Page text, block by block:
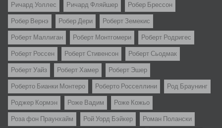
Ричард Уоллес Ричард Фляйшер Робер Брессон
Робер Вернэ Робер Дери Роберт Земекис
Роберт Маллиган Роберт Монтгомери Роберт Родригес
Роберт Россен Роберт Стивенсон Роберт Сьодмак
Роберт Уайз Роберт Хамер Роберт Эшер
Роберто Бианки Монтеро Роберто Росселлини Род Браунинг
Роджер Кормэн Роже Вадим Роже Кожьо
Роза фон Праунхайм Рой Уорд Бэйкер Роман Полански